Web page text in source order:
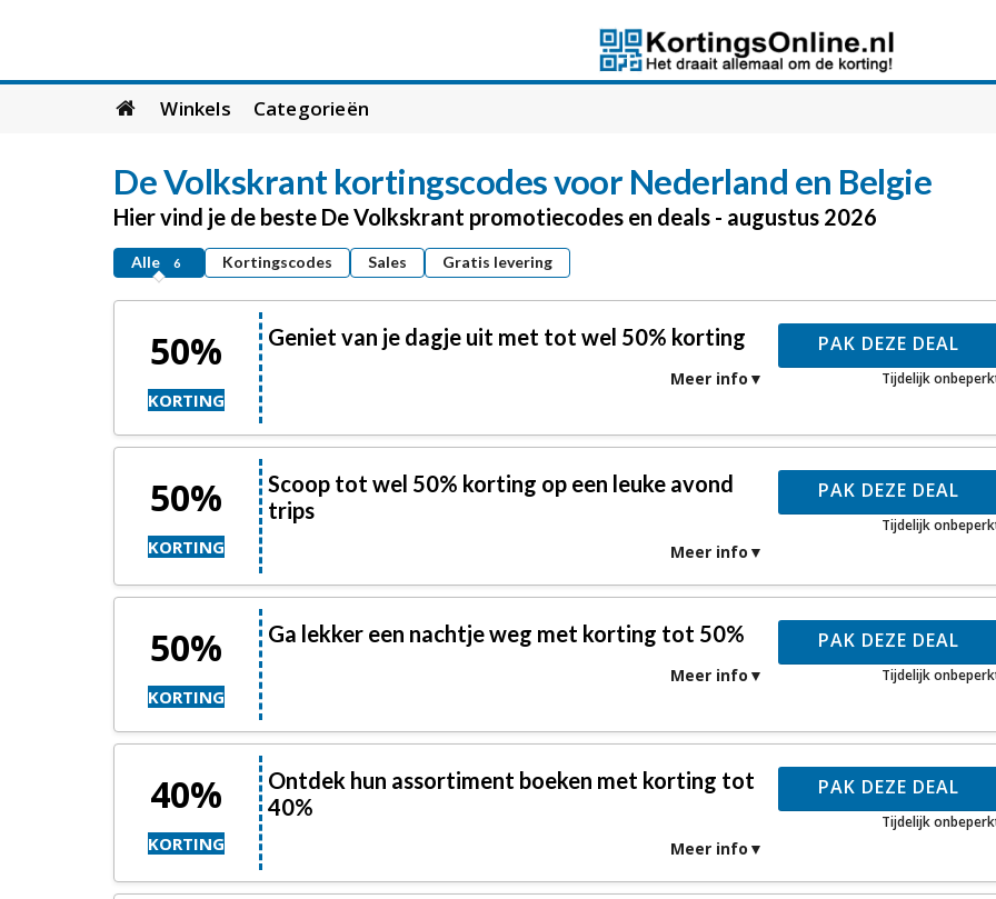
Skip
to
Winkels Categorieën
De Volkskrantkortingscodes voor Nederland en Belgie
Hier vind je de beste De Volkskrant promotiecodes en deals - augustus 2026
Alle 6 Kortingscodes Sales Gratis levering
50%
KORTING
Geniet van je dagje uit met tot wel 50% korting
Meer info
PAK DEZE DEAL
Tijdelijk
50%
KORTING
Scoop tot wel 50% korting op een leuke avond
trips
Meer info
PAK DEZE DEAL
Tijdelijk
50%
KORTING
Ga lekker een nachtje weg met korting tot 50%
Meer info
PAK DEZE DEAL
Tijdelijk
40%
KORTING
Ontdek hun assortiment boeken met korting tot
40%
Meer info
PAK DEZE DEAL
Tijdelijk